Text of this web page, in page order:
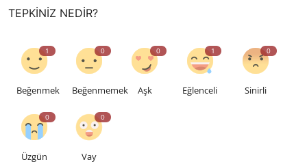
TEPKINIZ NEDIR?
1
Beğenmek
0
Beğenmemek
0
Aşk
1
Eğlenceli
0
Sinirli
0
Üzgün
0
Vay